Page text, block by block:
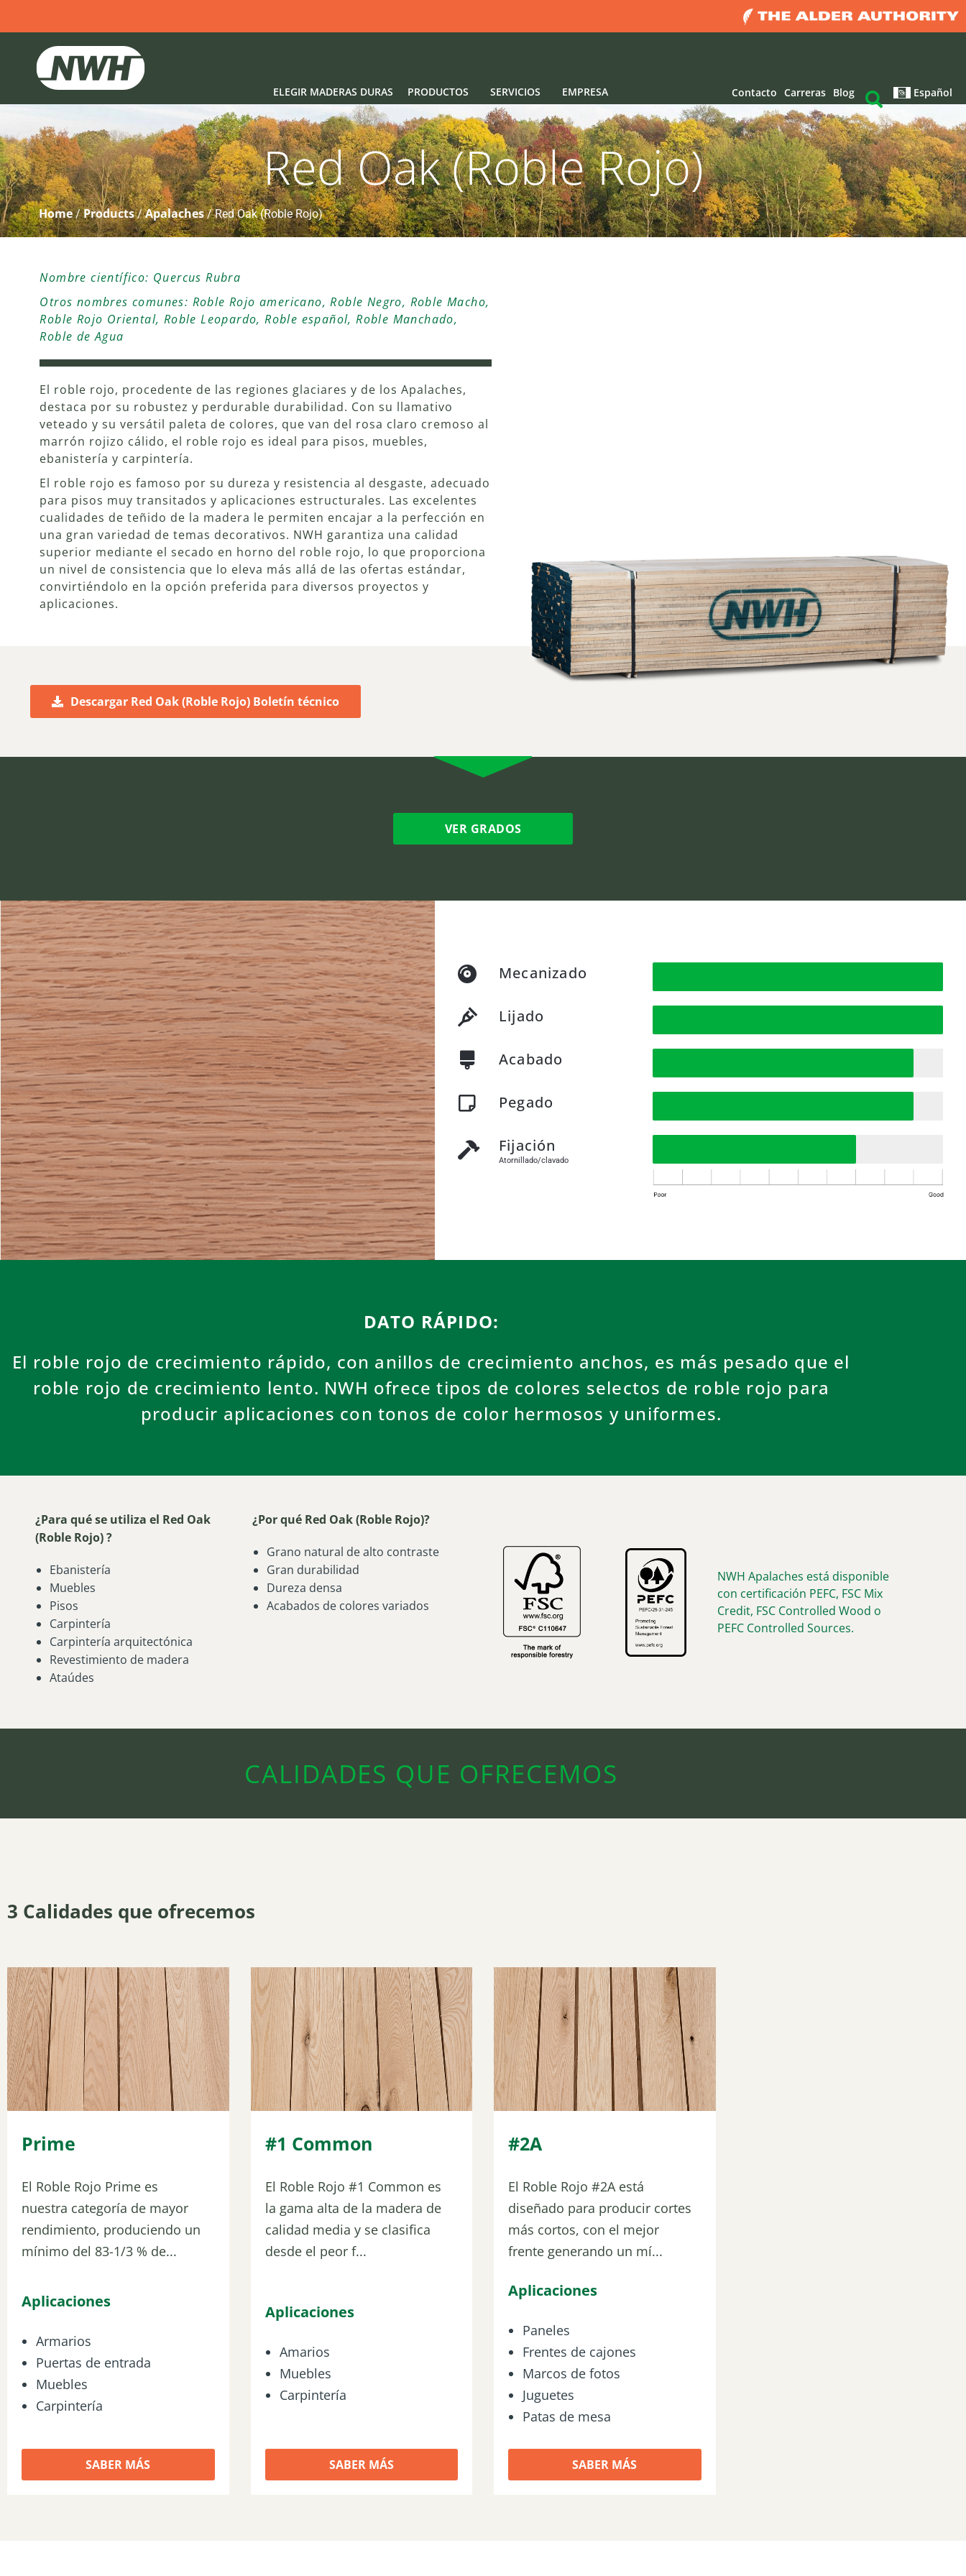
ELEGIR MADERAS DURAS PRODUCTOS SERVICIOS EMPRESA Contacto Carreras Blog Español
Red Oak (Roble Rojo)
Home/Products/Apalaches/Red Oak (Roble Rojo)
Nombre científico: Quercus Rubra
Otros nombres comunes: Roble Rojo americano, Roble Negro, Roble Macho,
Roble Rojo Oriental, Roble Leopardo, Roble español, Roble Manchado,
Roble de Agua
El roble rojo, procedente de las regiones glaciares y de los Apalaches,
destaca por su robustez y perdurable durabilidad. Con su llamativo
veteado y su versátil paleta de colores, que van del rosa claro cremoso al
marrón rojizo cálido, el roble rojo es ideal para pisos, muebles,
ebanistería y carpintería.
El roble rojo es famoso por su dureza y resistencia al desgaste, adecuado
para pisos muy transitados y aplicaciones estructurales. Las excelentes
cualidades de teñido de la madera le permiten encajar a la perfección en
una gran variedad de temas decorativos. NWH garantiza una calidad
superior mediante el secado en horno del roble rojo, lo que proporciona
un nivel de consistencia que lo eleva más allá de las ofertas estándar,
convirtiéndolo en la opción preferida para diversos proyectos y
aplicaciones.
Descargar Red Oak (Roble Rojo) Boletín técnico
VER GRADOS
Mecanizado
Lijado
Acabado
Pegado
Fijación
Atornillado/clavado
DATO RÁPIDO:
El roble rojo de crecimiento rápido, con anillos de crecimiento anchos, es más pesado que el
roble rojo de crecimiento lento. NWH ofrece tipos de colores selectos de roble rojo para
producir aplicaciones con tonos de color hermosos y uniformes.
¿Para qué se utiliza el Red Oak
(Roble Rojo) ?
Ebanistería
Muebles
Pisos
Carpintería
Carpintería arquitectónica
Revestimiento de madera
Ataúdes
¿Por qué Red Oak (Roble Rojo)?
Grano natural de alto contraste
Gran durabilidad
Dureza densa
Acabados de colores variados
NWH Apalaches está disponible
con certificación PEFC, FSC Mix
Credit, FSC Controlled Wood o
PEFC Controlled Sources.
CALIDADES QUE OFRECEMOS
3 Calidades que ofrecemos
Prime
El Roble Rojo Prime es
nuestra categoría de mayor
rendimiento, produciendo un
mínimo del 83-1/3 % de...
Aplicaciones
Armarios
Puertas de entrada
Muebles
Carpintería
SABER MÁS
#1 Common
El Roble Rojo #1 Common es
la gama alta de la madera de
calidad media y se clasifica
desde el peor f...
Aplicaciones
Amarios
Muebles
Carpintería
SABER MÁS
#2A
El Roble Rojo #2A está
diseñado para producir cortes
más cortos, con el mejor
frente generando un mí...
Aplicaciones
Paneles
Frentes de cajones
Marcos de fotos
Juguetes
Patas de mesa
SABER MÁS